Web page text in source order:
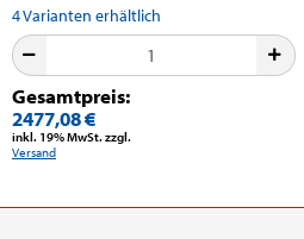
4Varianten erhältlich
Gesamtpreis:
2477,08 €
inkl. 19% MwSt. zzgl.
Versand